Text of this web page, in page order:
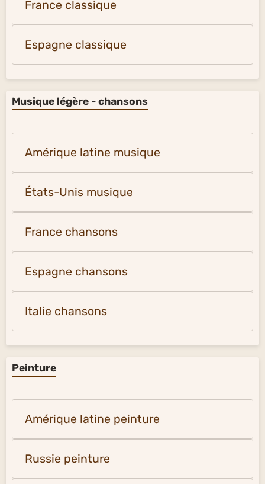
France classique
Espagne classique
Musique légère - chansons
Amérique latine musique
États-Unis musique
France chansons
Espagne chansons
Italie chansons
Peinture
Amérique latine peinture
Russie peinture